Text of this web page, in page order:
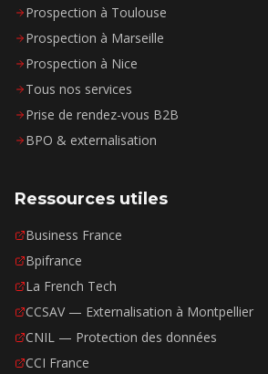
Prospection à Toulouse
Prospection à Marseille
Prospection à Nice
Tous nos services
Prise de rendez-vous B2B
BPO & externalisation
Ressources utiles
Business France
Bpifrance
La French Tech
CCSAV — Externalisation à Montpellier
CNIL — Protection des données
CCI France